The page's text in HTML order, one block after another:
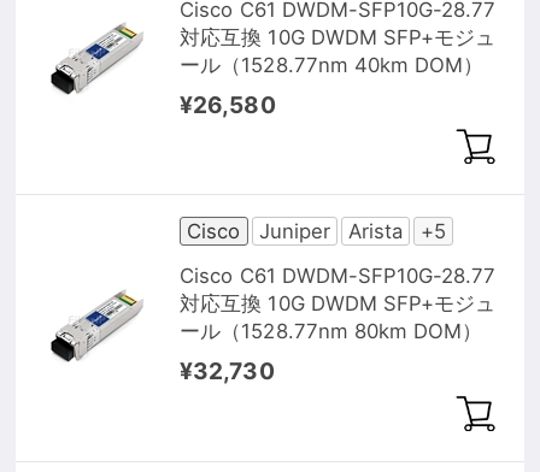
Cisco C61 DWDM-SFP10G-28.77
対応互換 10G DWDM SFP+モジュ
ール（1528.77nm 40km DOM）
¥26,580
Cisco Juniper Arista
+5
Cisco C61 DWDM-SFP10G-28.77
対応互換 10G DWDM SFP+モジュ
ール（1528.77nm 80km DOM）
¥32,730